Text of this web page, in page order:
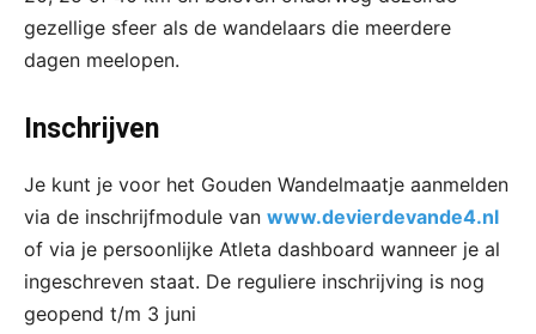
gezellige sfeer als de wandelaars die meerdere
dagen meelopen.
Inschrijven
Je kunt je voor het Gouden Wandelmaatje aanmelden
via de inschrijfmodule van www.devierdevande4.nl
of via je persoonlijke Atleta dashboard wanneer je al
ingeschreven staat. De reguliere inschrijving is nog
geopend t/m 3 juni